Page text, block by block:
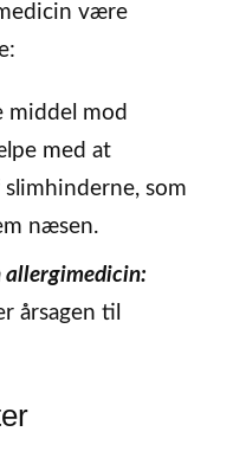
være
middel mod
med at
som
næsen.
allergimedicin:
årsagen til